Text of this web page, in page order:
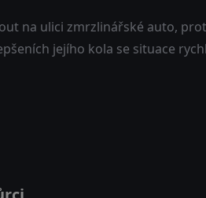
na ulici zmrzlinářské auto,
jejího kola se situace